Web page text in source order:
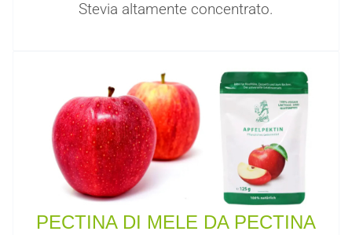
Stevia altamente concentrato.
PECTINA DI MELE DA PECTINA